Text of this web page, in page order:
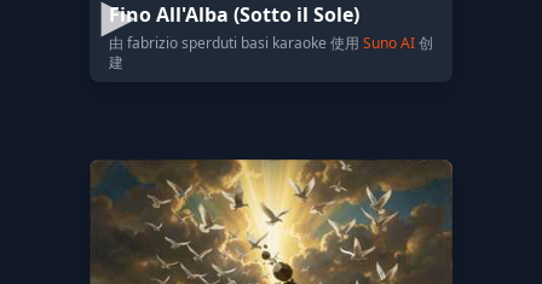
Fino All'Alba (Sotto il Sole)
由 fabrizio sperduti basi karaoke 使用 Suno AI创
建